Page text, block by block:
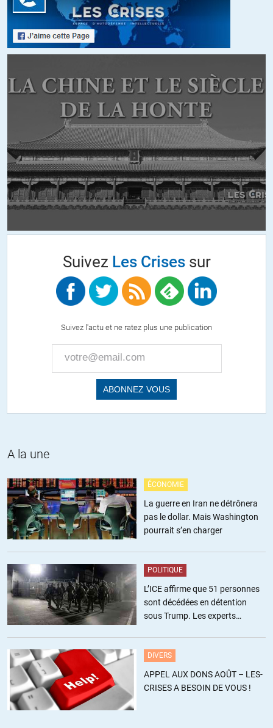
Suivez Les Crisessur
Suivez l'actu et ne ratez plus une publication
A la une
ÉCONOMIE
La guerre en Iran ne détrônera
pas le dollar. Mais Washington
pourrait s’en charger
POLITIQUE
L’ICE affirme que 51 personnes
sont décédées en détention
sous Trump. Les experts
DIVERS
APPEL AUX DONS AOÛT – LES-
CRISES A BESOIN DE VOUS !